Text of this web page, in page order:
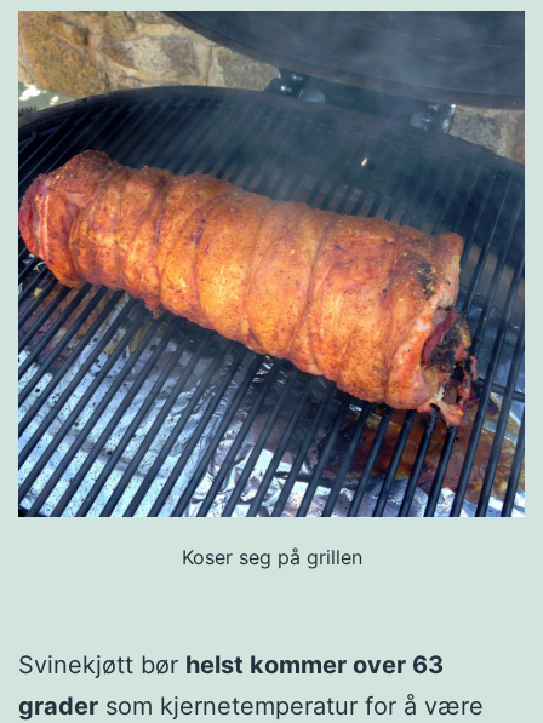
Koser seg på grillen
Svinekjøtt bør helst kommer over 63
grader som kjernetemperatur for å være